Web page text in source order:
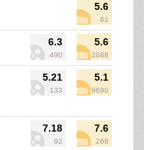
5.6
61
6.3
490
5.6
2088
5.21
133
5.1
9690
7.18
92
7.6
268